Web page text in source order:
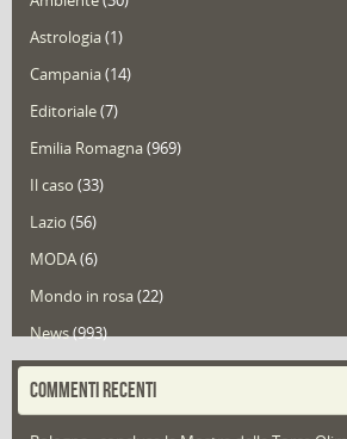
Astrologia(1)
Campania(14)
Editoriale(7)
Emilia Romagna(969)
Il caso (33)
Lazio (56)
MODA(6)
Mondo in rosa(22)
News(993)
Portfolio(1)
COMMENTI RECENTI